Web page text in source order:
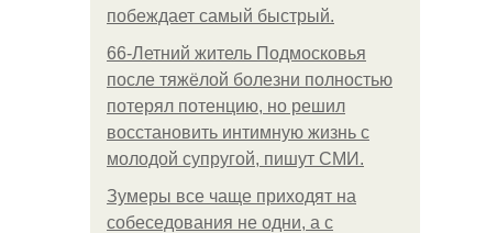
побеждает самый быстрый.
66-Летний житель Подмосковья
после тяжёлой болезни полностью
потерял потенцию, но решил
восстановить интимную жизнь с
молодой супругой, пишут СМИ.
Зумеры все чаще приходят на
собеседования не одни, а с